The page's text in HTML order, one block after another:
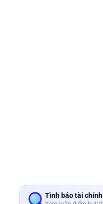
Tình báo tài chính